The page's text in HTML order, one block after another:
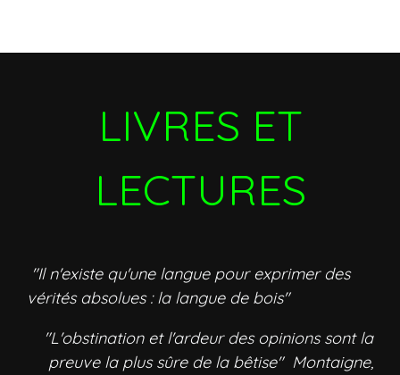
LIVRES ET
LECTURES
"Il n'existe qu'une langue pour exprimer des
vérités absolues : la langue de bois"
"L'obstination et l'ardeur des opinions sont la
preuve la plus sûre de la bêtise" Montaigne,